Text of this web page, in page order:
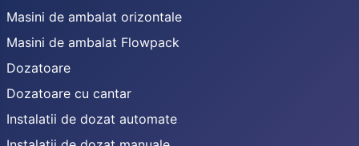
Masini de ambalat orizontale
Masini de ambalat Flowpack
Dozatoare
Dozatoare cu cantar
Instalatii de dozat automate